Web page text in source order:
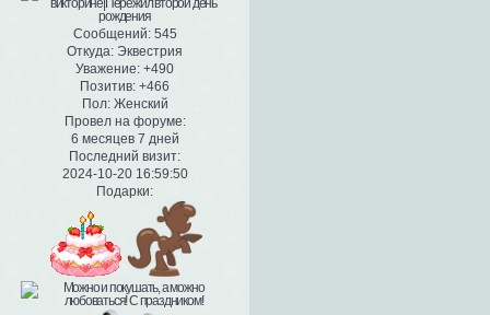
Сообщений:545
Откуда: Эквестрия
Уважение: +490
Позитив: +466
Пол:Женский
Провел на форуме:
6 месяцев 7 дней
Последний визит:
2024-10-20 16:59:50
Подарки: